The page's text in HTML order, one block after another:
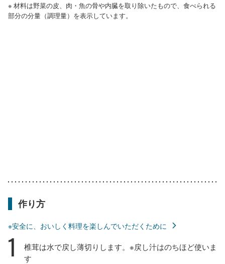
※ 材料は野菜の皮、肉・魚の骨や内臓を取り除いたもので、食べられる
部分の分量（調理量）を表示しています。
作り方
※安全に、おいしく料理を楽しんでいただくために
1
椎茸は水で戻し薄切りします。※戻し汁はのちほど使いま
す